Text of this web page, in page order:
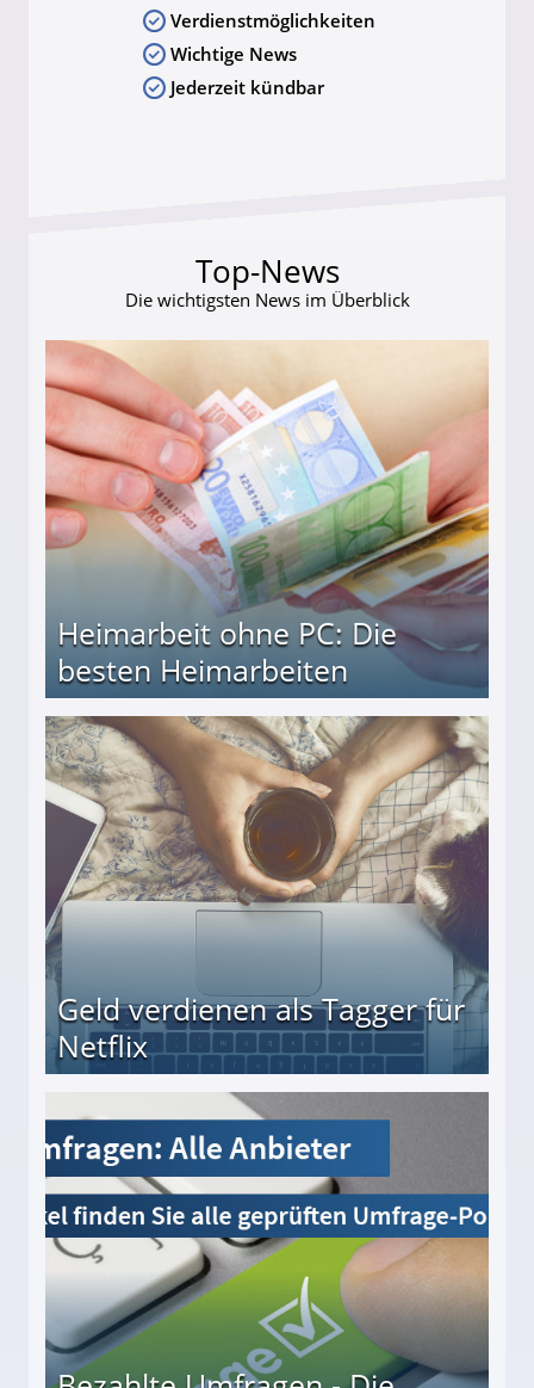
Verdienstmöglichkeiten
Wichtige News
Jederzeit kündbar
Top-News
Die wichtigsten News im Überblick
Heimarbeit ohne PC: Die
besten Heimarbeiten
Geld verdienen als Tagger für
Netflix